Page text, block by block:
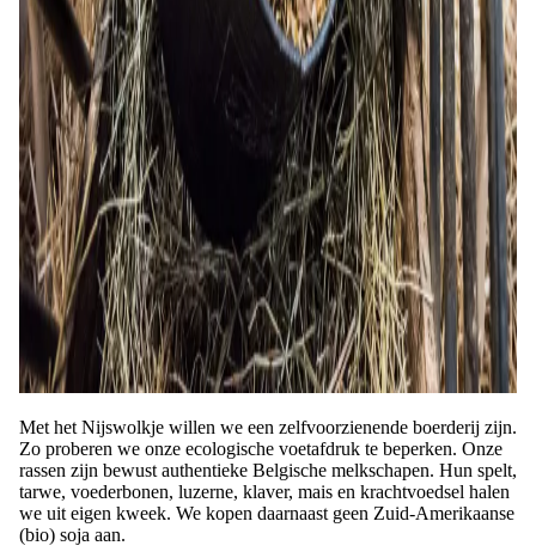
Met het Nijswolkje willen we een zelfvoorzienende boerderij zijn.
Zo proberen we onze ecologische voetafdruk te beperken. Onze
rassen zijn bewust authentieke Belgische melkschapen. Hun spelt,
tarwe, voederbonen, luzerne, klaver, mais en krachtvoedsel halen
we uit eigen kweek. We kopen daarnaast geen Zuid-Amerikaanse
(bio) soja aan.